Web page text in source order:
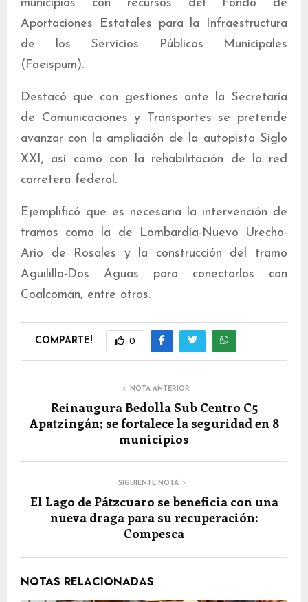
municipios con recursos del Fondo de
Aportaciones Estatales para la Infraestructura
de los Servicios Públicos Municipales
(Faeispum).
Destacó que con gestiones ante la Secretaría
de Comunicaciones y Transportes se pretende
avanzar con la ampliación de la autopista Siglo
XXI, así como con la rehabilitación de la red
carretera federal.
Ejemplificó que es necesaria la intervención de
tramos como la de Lombardía-Nuevo Urecho-
Ario de Rosales y la construcción del tramo
Aguililla-Dos Aguas para conectarlos con
Coalcomán, entre otros.
COMPARTE! 0
NOTA ANTERIOR
Reinaugura Bedolla Sub Centro C5
Apatzingán; se fortalece la seguridad en 8
municipios
SIGUIENTE NOTA
El Lago de Pátzcuaro se beneficia con una
nueva draga para su recuperación:
Compesca
NOTAS RELACIONADAS